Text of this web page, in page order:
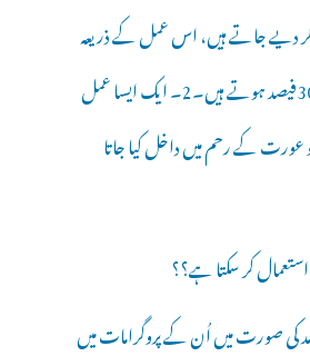
جاتے ہیں، اس عمل کے ذریعہ
حمل کے امکانات 20سے30فیصد ہوتے ہیں۔2۔ ایک ایسا عمل
عورت کے رحم میں داخل کیا جاتا
آمد کی صورت میں اُن کے پروگرامات میں